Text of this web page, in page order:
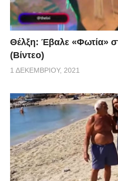
Θέλξη: Έβαλε «Φωτία»
(Βίντεο)
1 ΔΕΚΕΜΒΡΊΟΥ, 2021